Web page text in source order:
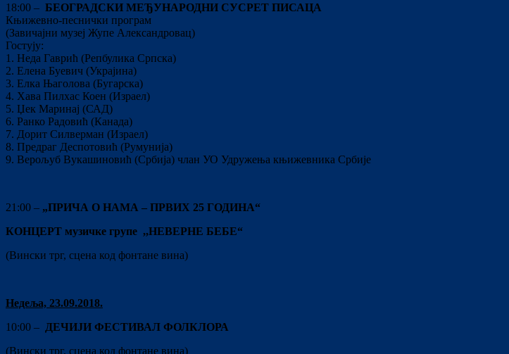
18:00 – БЕОГРАДСКИ МЕЂУНАРОДНИ СУСРЕТ ПИСАЦА
Књижевно-песнички програм
(Завичајни музеј Жупе Александровац)
Гостују:
1. Неда Гаврић (Репбулика Српска)
2. Елена Буевич (Украјина)
3. Елка Њаголова (Бугарска)
4. Хава Пилхас Коен (Израел)
5. Џек Маринај (САД)
6. Ранко Радовић (Канада)
7. Дорит Силверман (Израел)
8. Предраг Деспотовић (Румунија)
9. Верољуб Вукашиновић (Србија) члан УО Удружења књижевника Србије
21:00 – „ПРИЧА О НАМА – ПРВИХ 25 ГОДИНА“
КОНЦЕРТ музичке групе ,,НЕВЕРНЕ БЕБЕ“
(Вински трг, сцена код фонтане вина)
Недеља, 23.09.2018.
10:00 – ДЕЧИЈИ ФЕСТИВАЛ ФОЛКЛОРА
(Вински трг, сцена код фонтане вина)